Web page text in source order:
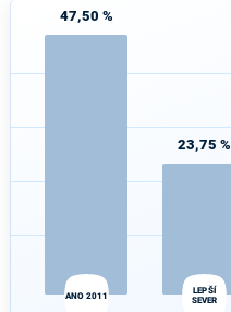
47,50 %
ANO 2011
23,75 %
LEPŠÍ
SEVER